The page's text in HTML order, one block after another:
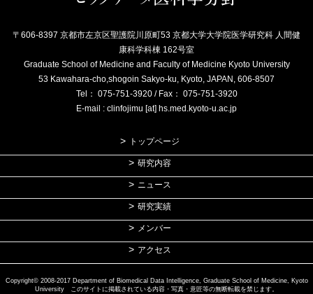
〒606-8397 京都市左京区聖護院川原町53 京都大学大学院医学研究科 人間健
康科学科棟 162号室
Graduate School of Medicine and Faculty of Medicine Kyoto University
53 Kawahara-cho,shogoin Sakyo-ku, Kyoto, JAPAN, 606-8507
Tel： 075-751-3920 / Fax： 075-751-3920
E-mail : clinfojimu [at] hs.med.kyoto-u.ac.jp
トップページ
研究内容
ニュース
研究実績
メンバー
アクセス
Copyright© 2008-2017 Department of Biomedical Data Intelligence, Graduate School of Medicine, Kyoto
University このサイトに掲載されている内容・写真・意匠等の無断転載を禁じます。